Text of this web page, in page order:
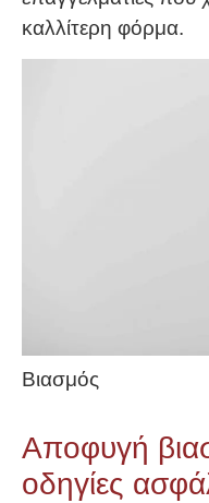
καλλίτερη φόρμα.
Βιασμός
Αποφυγή
οδηγίες